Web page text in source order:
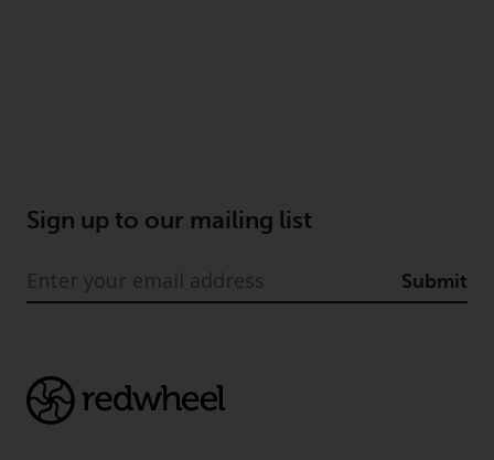
Bestimmung dieses Abschnitts
„Wichtige Informationen“ für
nicht durchsetzbar befunden hat,
wird diese Bestimmung im
in vollem Umfang in Kraft und
Sign up to our mailing list
Submit